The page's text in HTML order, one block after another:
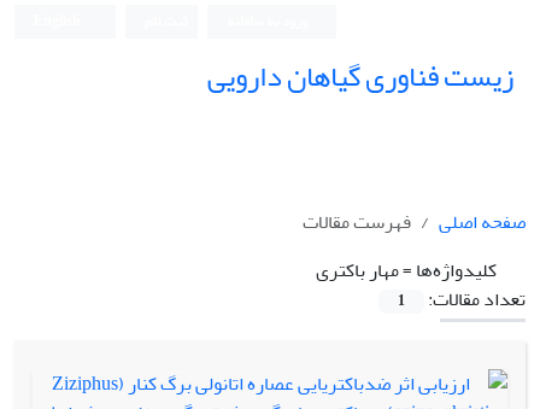
زیست فناوری گیاهان دارویی
صفحه اصلی
فهرست مقالات
کلیدواژه‌ها =مهار باکتری
تعداد مقالات:
1